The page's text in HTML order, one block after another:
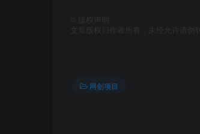
版权声明
文章版权归作者所有，未经允许请勿
网创项目